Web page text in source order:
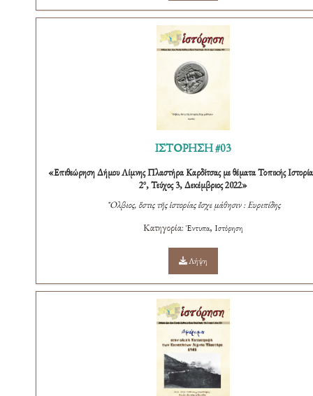
ΙΣΤΟΡΗΣΗ #03
«Επιθεώρηση Δήμου Λίμνης Πλαστήρα Καρδίτσας με θέματα Τοπικής
2ο, Τεύχος 3, Δεκέμβριος 2022»
῎Ολβιος, ὅστις τῆς ἱστορίας ἔσχε μάθησιν : Ευριπίδης
Κατηγορία: Έντυπα, Ιστόρηση
Λήψη